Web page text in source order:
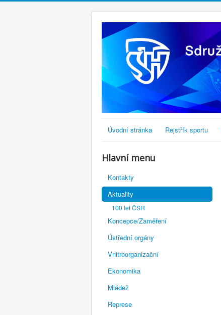
Úvodní stránka Rejstřík sportu
Hlavní menu
Kontakty
Aktuality
100 let ČSR
Koncepce/Zaměření
Ústřední orgány
Vnitroorganizační
Ekonomika
Mládež
Represe